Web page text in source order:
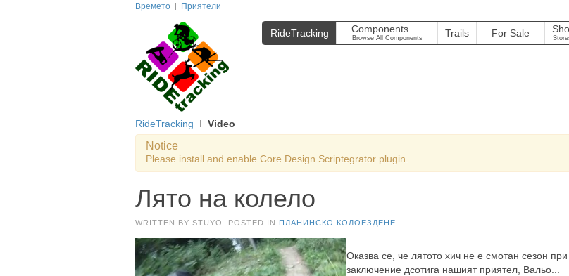
Времето Приятели
RideTracking Components
Browse All Components Trails For Sale
RideTracking Video
Notice
Please install and enable Core Design Scriptegrator plugin.
Лято на колело
WRITTEN BY STUYO. POSTED IN ПЛАНИНСКО КОЛОЕЗДЕНЕ
Оказва се, че лятото хич не е смотан сезон
заключение дсотига нашият приятел, Вальо...